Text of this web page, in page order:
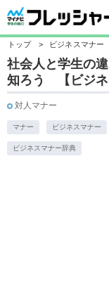
トップ > ビジネスマナー
社会人と学生の
知ろう 【ビジネ
対人マナー
マナー ビジネスマナー
ビジネスマナー辞典